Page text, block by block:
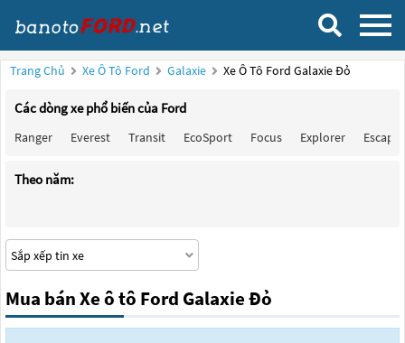
Trang Chủ Xe Ô Tô Ford Galaxie Xe Ô Tô Ford Galaxie Đỏ
Các dòng xe phổ biến của Ford
Ranger Everest Transit EcoSport Focus Explorer Escape
Theo năm:
Mua bán Xe ô tô Ford Galaxie Đỏ